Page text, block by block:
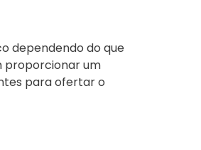
dependendo do que
proporcionar um
para ofertar o